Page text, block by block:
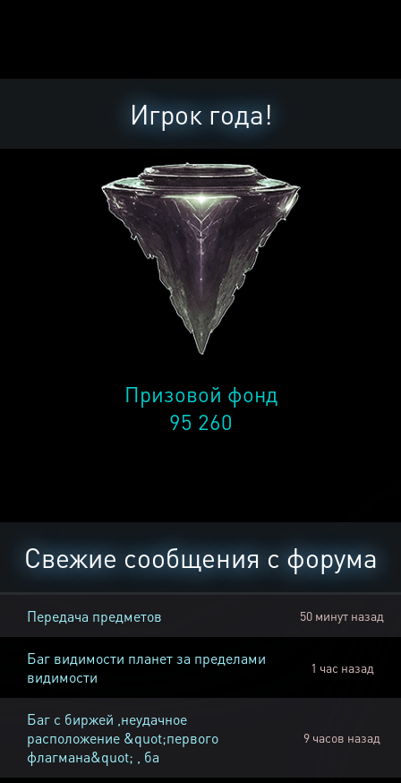
Игрок года!
Призовой фонд
95 260
Свежие сообщения с форума
Передача предметов 50 минут назад
Баг видимости планет за пределами
видимости
1 час назад
Баг с биржей ,неудачное
расположение &quot;первого
флагмана&quot; , ба
9 часов назад